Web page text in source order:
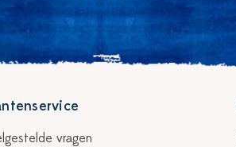
vragen